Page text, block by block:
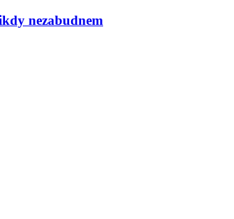
nezabudnem